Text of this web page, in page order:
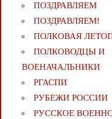
ПОЗДРАВЛЯЕМ
ПОЗДРАВЛЯЕМ!
ПОЛКОВАЯ
ПОЛКОВОДЦЫ И
ВОЕНАЧАЛЬНИКИ
РГАСПИ
РУБЕЖИ РОССИИ
РУССКОЕ